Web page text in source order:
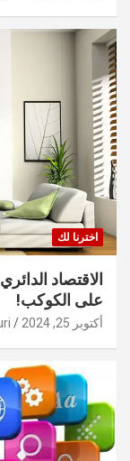
اخترنا لك
الاقتصاد
على الكوكب!
أكتوبر 25, 2024